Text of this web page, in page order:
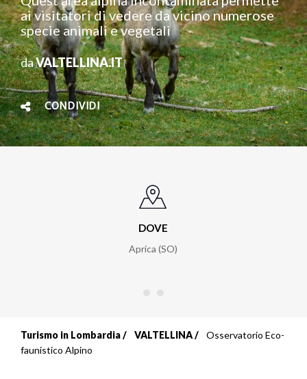
ai visitatori di vedere da vicino numerose
specie animali e vegetali
daVALTELLINA.IT
CONDIVIDI
DOVE
Aprica (SO)
Briciole
Turismo in Lombardia VALTELLINA
Osservatorio Eco-
faunistico Alpino